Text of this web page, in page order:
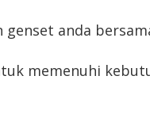
anda
memenuhi